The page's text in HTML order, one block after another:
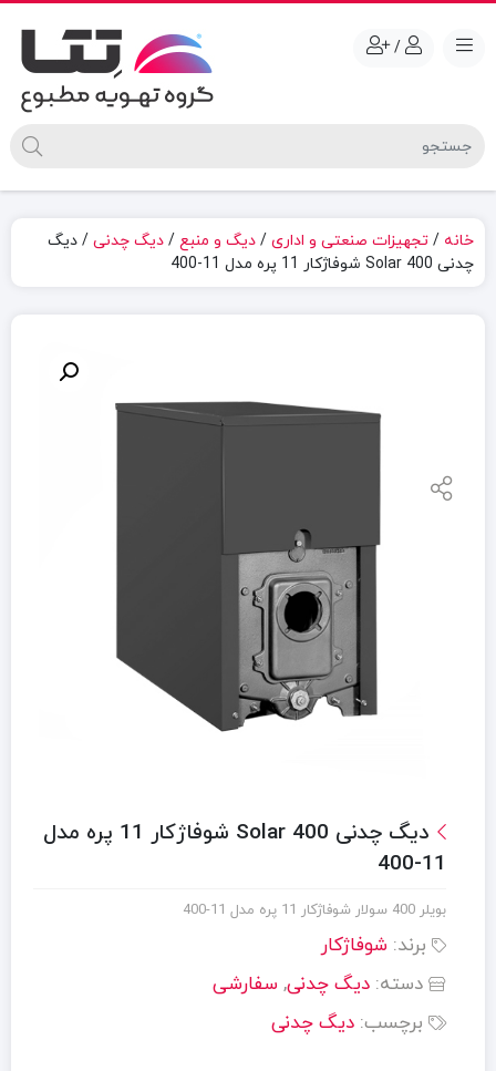
/
خانه / تجهیزات صنعتی و اداری / دیگ و منبع / دیگ چدنی / دیگ
چدنی Solar 400 شوفاژکار 11 پره مدل 11-400
دیگ چدنی Solar 400 شوفاژکار 11 پره مدل
11-400
بويلر 400 سولار شوفاژکار 11 پره مدل 11-400
برند: شوفاژکار
دسته: دیگ چدنی, سفارشی
برچسب: دیگ چدنی